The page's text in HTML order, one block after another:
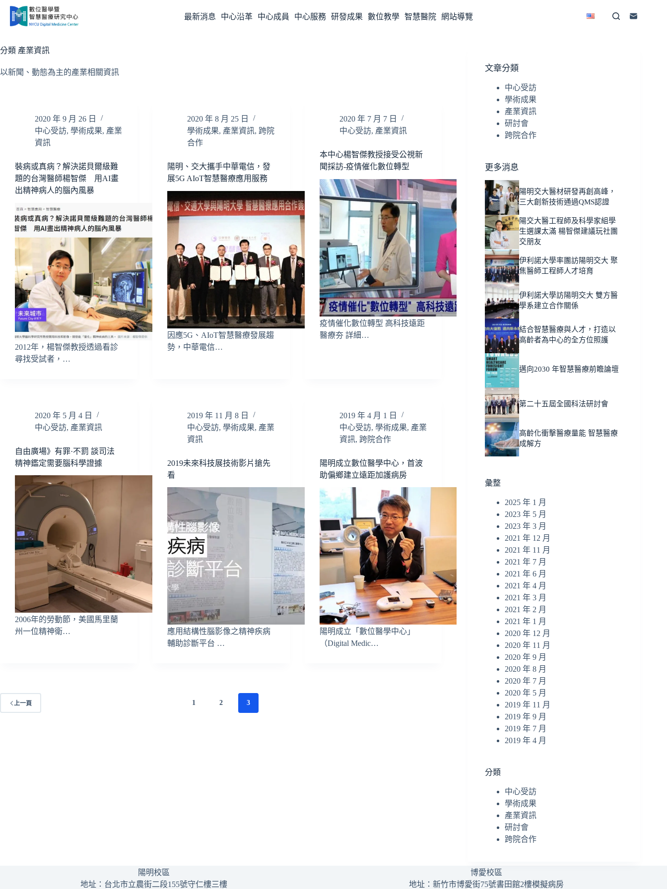
內
最新消息 中心沿革 中心成員 中心服務 研發成果 數位教學 智慧醫院 網站導覽
分類 產業資訊
以新聞、動態為主的產業相關資訊
2020 年 9 月 26 日
中心受訪, 學術成果, 產業
資訊
裝病或真病？解決諾貝爾級難
題的台灣醫師楊智傑 用AI畫
出精神病人的腦內風暴
2012年，楊智傑教授透過看診
尋找受試者，…
2020 年 8 月 25 日
學術成果, 產業資訊, 跨院
合作
陽明、交大攜手中華電信，發
展5G AIoT智慧醫療應用服務
因應5G、AIoT智慧醫療發展趨
勢，中華電信…
2020 年 7 月 7 日
中心受訪, 產業資訊
本中心楊智傑教授接受公視新
聞採訪-疫情催化數位轉型
疫情催化數位轉型 高科技遠距
醫療夯 詳細…
2020 年 5 月 4 日
中心受訪, 產業資訊
自由廣場》有罪·不罰 談司法
精神鑑定需要腦科學證據
2006年的勞動節，美國馬里蘭
州一位精神衛…
2019 年 11 月 8 日
中心受訪, 學術成果, 產業
資訊
2019未來科技展技術影片搶先
看
應用結構性腦影像之精神疾病
輔助診斷平台 …
2019 年 4 月 1 日
中心受訪, 學術成果, 產業
資訊, 跨院合作
陽明成立數位醫學中心，首波
助偏鄉建立遠距加護病房
陽明成立「數位醫學中心」
（Digital Medic…
上一頁 1 2 3
文章分類
中心受訪
學術成果
產業資訊
研討會
跨院合作
更多消息
陽明交大醫材研發再創高峰，
三大創新技術通過QMS認證
陽交大醫工程師及科學家組學
生選課太滿 楊智傑建議玩社團
交朋友
伊利諾大學率團訪陽明交大 聚
焦醫師工程師人才培育
伊利諾大學訪陽明交大 雙方醫
學系建立合作關係
結合智慧醫療與人才，打造以
高齡者為中心的全方位照護
邁向2030 年智慧醫療前瞻論壇
第二十五屆全國科法研討會
高齡化衝擊醫療量能 智慧醫療
成解方
彙整
2025 年 1 月
2023 年 5 月
2023 年 3 月
2021 年 12 月
2021 年 11 月
2021 年 7 月
2021 年 6 月
2021 年 4 月
2021 年 3 月
2021 年 2 月
2021 年 1 月
2020 年 12 月
2020 年 11 月
2020 年 9 月
2020 年 8 月
2020 年 7 月
2020 年 5 月
2019 年 11 月
2019 年 9 月
2019 年 7 月
2019 年 4 月
分類
中心受訪
學術成果
產業資訊
研討會
跨院合作
陽明校區
地址：台北市立農街二段155號守仁樓三樓
博愛校區
地址：新竹市博愛街75號書田館2樓模擬病房